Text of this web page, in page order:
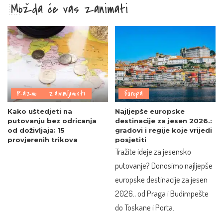
Možda će vas zanimati
Razno Zanimljivosti
Kako uštedjeti na
putovanju bez odricanja
od doživljaja: 15
provjerenih trikova
Europa
Najljepše europske
destinacije za jesen 2026.:
gradovi i regije koje vrijedi
posjetiti
Tražite ideje za jesensko
putovanje? Donosimo najljepše
europske destinacije za jesen
2026., od Praga i Budimpešte
do Toskane i Porta.